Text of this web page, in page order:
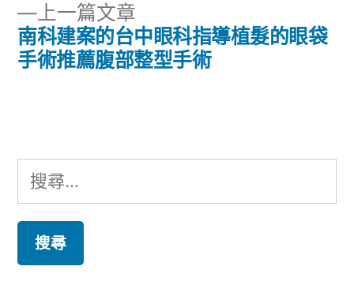
導
覽
上一篇文章
一
篇
南科建案的台中眼科指導植髮的眼袋
手術推薦腹部整型手術
搜
尋
鍵